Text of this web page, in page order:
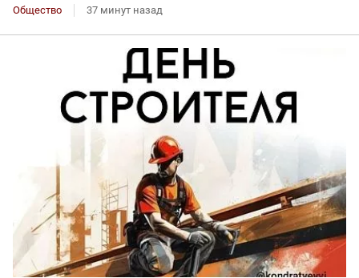
Общество 37 минут назад